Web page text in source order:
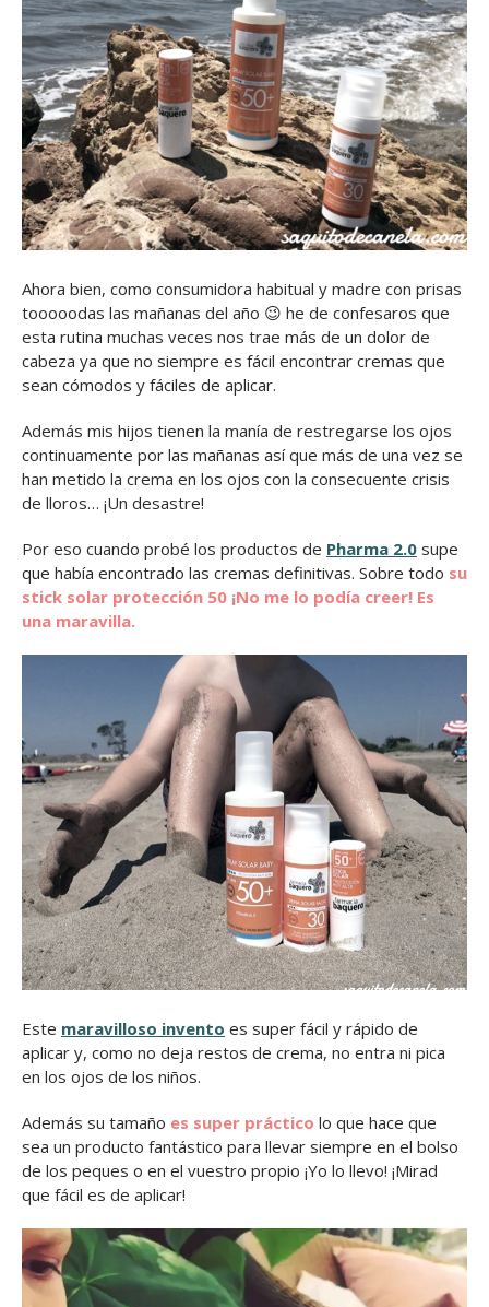
Ahora bien, como consumidora habitual y madre con prisas
tooooodas las mañanas del año 😉 he de confesaros que
esta rutina muchas veces nos trae más de un dolor de
cabeza ya que no siempre es fácil encontrar cremas que
sean cómodos y fáciles de aplicar.
Además mis hijos tienen la manía de restregarse los ojos
continuamente por las mañanas así que más de una vez se
han metido la crema en los ojos con la consecuente crisis
de lloros… ¡Un desastre!
Por eso cuando probé los productos de Pharma 2.0 supe
que había encontrado las cremas definitivas. Sobre todo su
stick solar protección 50 ¡No me lo podía creer! Es
una maravilla.
Este maravilloso invento es super fácil y rápido de
aplicar y, como no deja restos de crema, no entra ni pica
en los ojos de los niños.
Además su tamaño es super práctico lo que hace que
sea un producto fantástico para llevar siempre en el bolso
de los peques o en el vuestro propio ¡Yo lo llevo! ¡Mirad
que fácil es de aplicar!
Reproductor
de
vídeo